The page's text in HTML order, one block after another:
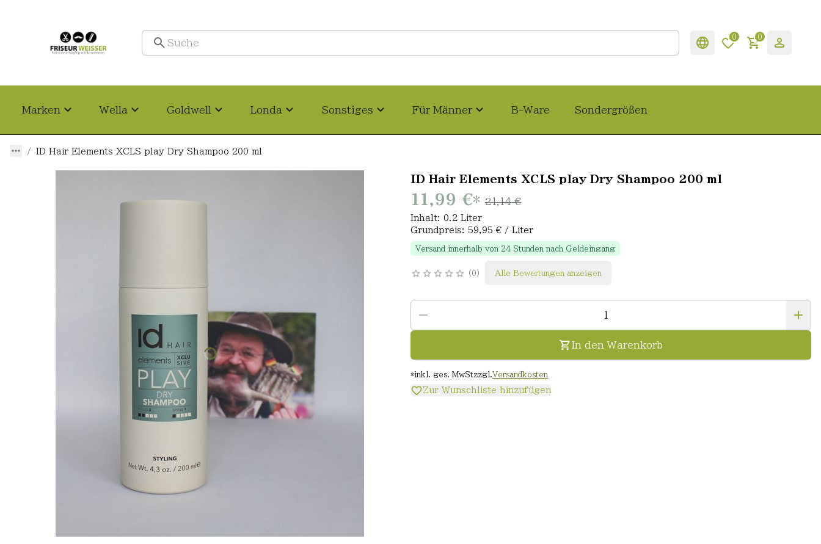
0 0
Marken Wella Goldwell Londa Sonstiges Für Männer B-Ware Sondergrößen
ID Hair Elements XCLS play Dry Shampoo 200 ml
ID Hair Elements XCLS play Dry Shampoo 200 ml
11,99 €* 21,14 €
Inhalt: 0.2 Liter
Grundpreis: 59,95 € / Liter
Versand innerhalb von 24 Stunden nach Geldeingang
0 Alle Bewertungen anzeigen
In den Warenkorb
*inkl. ges. MwStzzgl. Versandkosten
Zur Wunschliste hinzufügen